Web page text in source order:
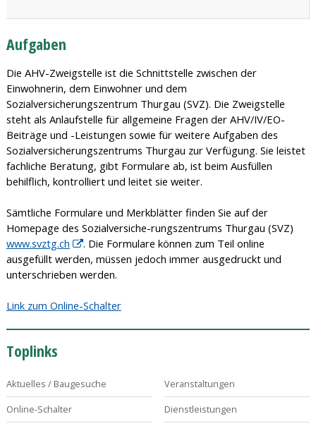
Aufgaben
Die AHV-Zweigstelle ist die Schnittstelle zwischen der
Einwohnerin, dem Einwohner und dem
Sozialversicherungszentrum Thurgau (SVZ). Die Zweigstelle
steht als Anlaufstelle für allgemeine Fragen der AHV/IV/EO-
Beiträge und -Leistungen sowie für weitere Aufgaben des
Sozialversicherungszentrums Thurgau zur Verfügung. Sie leistet
fachliche Beratung, gibt Formulare ab, ist beim Ausfüllen
behilflich, kontrolliert und leitet sie weiter.
Sämtliche Formulare und Merkblätter finden Sie auf der
Homepage des Sozialversiche-rungszentrums Thurgau (SVZ)
www.svztg.ch
. Die Formulare können zum Teil online
ausgefüllt werden, müssen jedoch immer ausgedruckt und
unterschrieben werden.
Link zum Online-Schalter
Toplinks
Aktuelles / Baugesuche
Veranstaltungen
Online-Schalter
Dienstleistungen